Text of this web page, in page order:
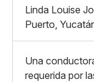
X
Whatsapp
Copiar enlace
Linda Louise
Puerto,
Una
requerida por